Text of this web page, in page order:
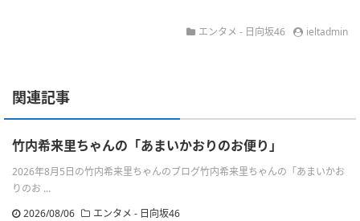
エンタメ - 日向坂46 ieltadmin
関連記事
竹内希来里ちゃんの「あまいかおりのお便り」
2026年8月5日の竹内希来里ちゃんのブログ竹内希来里ちゃんの「あまいかお
りのお ...
2026/08/06
エンタメ - 日向坂46